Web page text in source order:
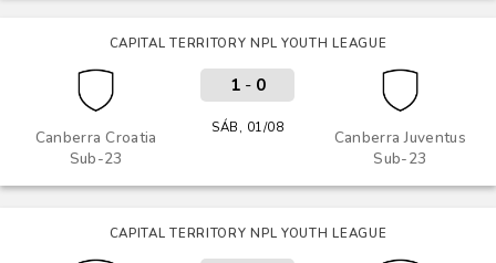
CAPITAL TERRITORY NPL YOUTH LEAGUE
Canberra Croatia
Sub-23
Canberra Juventus
Sub-23
1- 0
SÁB, 01/08
CAPITAL TERRITORY NPL YOUTH LEAGUE